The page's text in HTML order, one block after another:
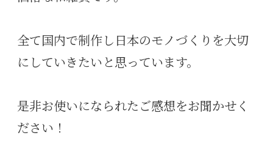
全て国内で制作し日本のモノづくりを大切
にしていきたいと思っています。
是非お使いになられたご感想をお聞かせく
ださい！